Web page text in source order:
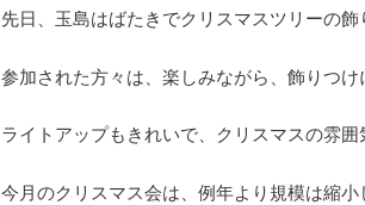
先日、玉島はばたきでクリスマスツリーの飾
参加された方々は、楽しみながら、飾りつけ
ライトアップもきれいで、クリスマスの雰囲
今月のクリスマス会は、例年より規模